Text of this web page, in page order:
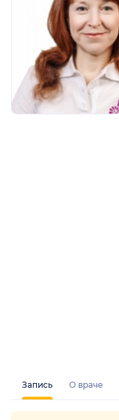
Запись О враче